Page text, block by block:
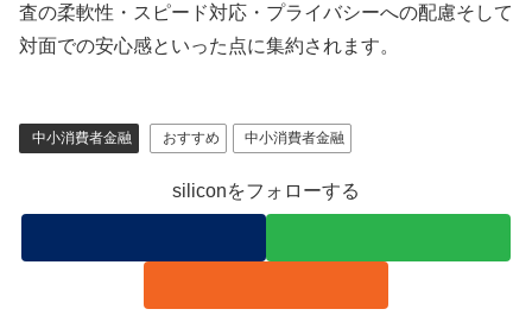
査の柔軟性・スピード対応・プライバシーへの配慮そして
対面での安心感といった点に集約されます。
中小消費者金融 おすすめ 中小消費者金融
siliconをフォローする